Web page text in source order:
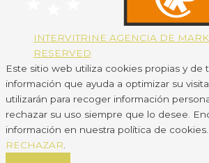
INTERVITRINE AGENCIA DE
RESERVED
Este sitio web utiliza cookies propias y de
información que ayuda a optimizar su
utilizarán para recoger información
rechazar su uso siempre que lo desee.
información en nuestra política de cookies.
RECHAZAR